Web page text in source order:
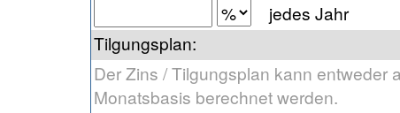
jedes Jahr
Tilgungsplan:
Der Zins / Tilgungsplan kann entweder
Monatsbasis berechnet werden.